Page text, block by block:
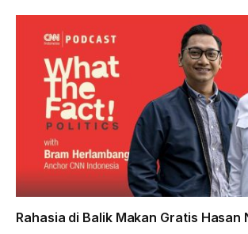
Rahasia di Balik Makan Gratis Hasan